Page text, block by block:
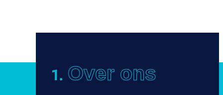
1. Over ons